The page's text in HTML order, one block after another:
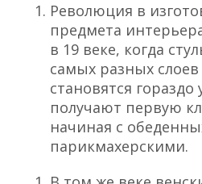
Революция в
предмета
в 19 веке, когда
самых разных слоев
становятся гораздо
получают первую
начиная с
парикмахерскими.